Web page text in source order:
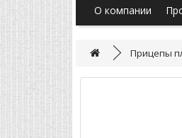
О компании
Прицепы